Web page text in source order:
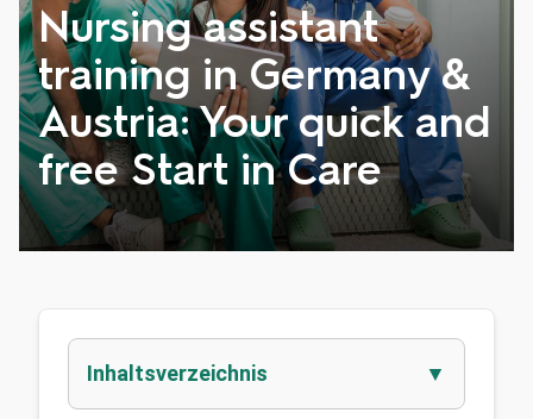
Nursing assistant
training in Germany &
Austria: Your quick and
free Start in Care
Inhaltsverzeichnis